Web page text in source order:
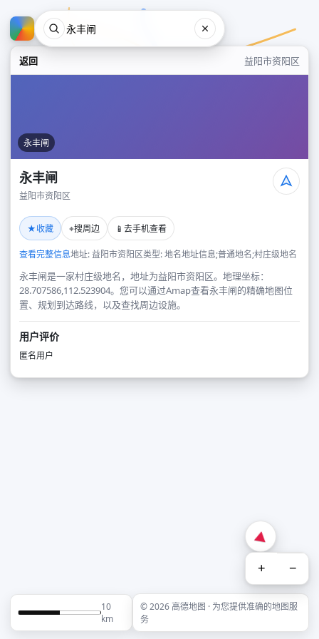
返回 益阳市资阳区
永丰闸
永丰闸
益阳市资阳区
★收藏 ⌖搜周边 📱 去手机查看
查看完整信息地址: 益阳市资阳区类型: 地名地址信息;普通地名;村庄级地名
永丰闸是一家村庄级地名，地址为益阳市资阳区。地理坐标：
28.707586,112.523904。您可以通过Amap查看永丰闸的精确地图位
置、规划到达路线，以及查找周边设施。
用户评价
匿名用户
+ −
10
km
© 2026 高德地图 · 为您提供准确的地图服
务